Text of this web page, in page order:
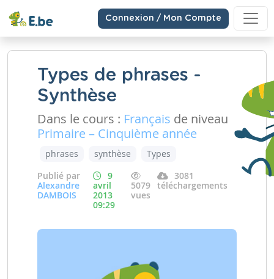
Connexion / Mon Compte
Types de phrases -
Synthèse
Dans le cours : Français de niveau
Primaire – Cinquième année
phrases synthèse
Types
Publié par
Alexandre
DAMBOIS
9
avril
2013
09:29
5079
vues
3081
téléchargements